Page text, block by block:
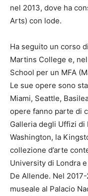
nel 2013, dove ha
Arts) con lode.
Ha seguito un corso
Martins College e,
School per un MFA
Le sue opere sono
Miami, Seattle,
opere fanno parte di
Galleria degli Uffizi di
Washington, la
collezione d’arte
University di Londra
De Allende. Nel
museale al Palacio